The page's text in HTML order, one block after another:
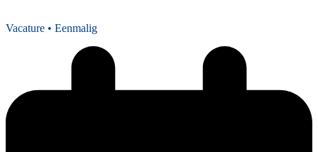
Vacature • Eenmalig